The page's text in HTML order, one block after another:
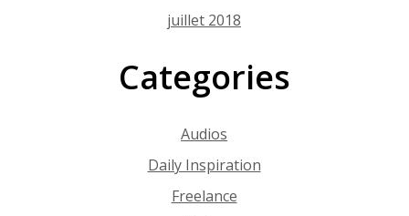
juillet 2018
Categories
Audios
Daily Inspiration
Freelance